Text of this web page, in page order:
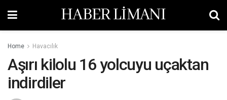
HABER LİMANI
Home Havacılık
Aşırı kilolu 16 yolcuyu uçaktan
indirdiler